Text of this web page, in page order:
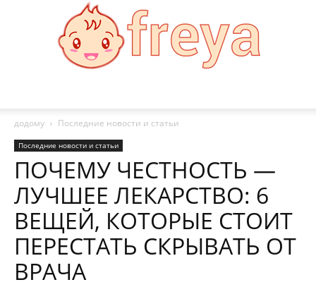
додому
Последние новости и статьи
Последние новости и статьи
ПОЧЕМУ ЧЕСТНОСТЬ —
ЛУЧШЕЕ ЛЕКАРСТВО: 6
ВЕЩЕЙ, КОТОРЫЕ СТОИТ
ПЕРЕСТАТЬ СКРЫВАТЬ ОТ
ВРАЧА